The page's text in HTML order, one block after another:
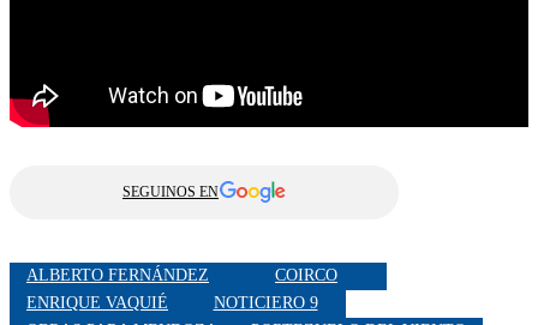
SEGUINOS EN
ALBERTO FERNÁNDEZ
COIRCO
ENRIQUE VAQUIÉ
NOTICIERO 9